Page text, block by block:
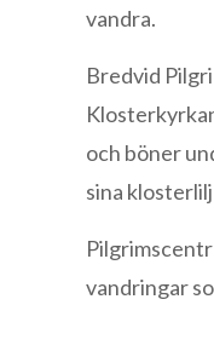
vandra.
Bredvid
och böner
sina
vandringar